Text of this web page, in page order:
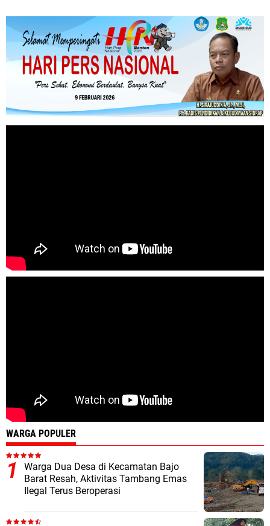
WARGA POPULER
Warga Dua Desa di Kecamatan Bajo
Barat Resah, Aktivitas Tambang Emas
Ilegal Terus Beroperasi